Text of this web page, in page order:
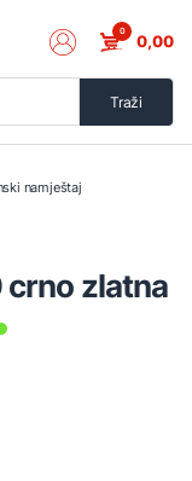
Traži
0 0,00
namještaj
zlatna